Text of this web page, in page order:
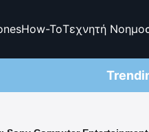
How-ToΤεχνητή